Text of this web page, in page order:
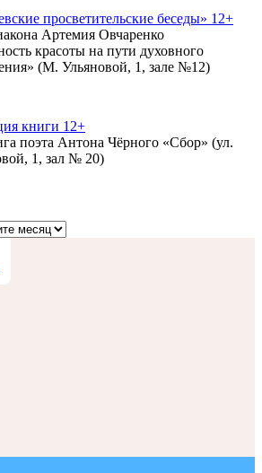
просветительские беседы» 12+
Артемия Овчаренко
красоты на пути духовного
(М. Ульяновой, 1, зале №12)
книги 12+
поэта Антона Чёрного «Сбор» (ул.
1, зал № 20)